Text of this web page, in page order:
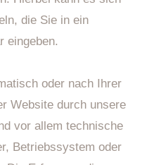
die Sie in ein
eingeben.
oder nach Ihrer
Website durch unsere
vor allem technische
Betriebssystem oder